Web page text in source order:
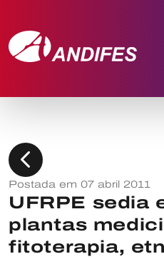
chevron_left
Postada em 07 abril 2011
UFRPE sedia
plantas
fitoterapia,